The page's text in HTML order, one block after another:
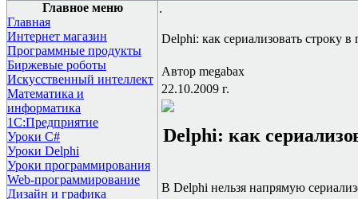
Главное меню
Главная
Интернет магазин
Программные продукты
Биржевые роботы
Искусственный интеллект
Математика и
информатика
1С:Предприятие
Уроки C#
Уроки Delphi
Уроки программирования
Web-программирование
Дизайн и графика
.
Delphi: как сериализовать строку
Автор megabax
22.10.2009 г.
Delphi: как
В Delphi нельзя напрямую